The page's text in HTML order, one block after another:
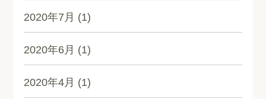
2020年7月 (1)
2020年6月 (1)
2020年4月 (1)